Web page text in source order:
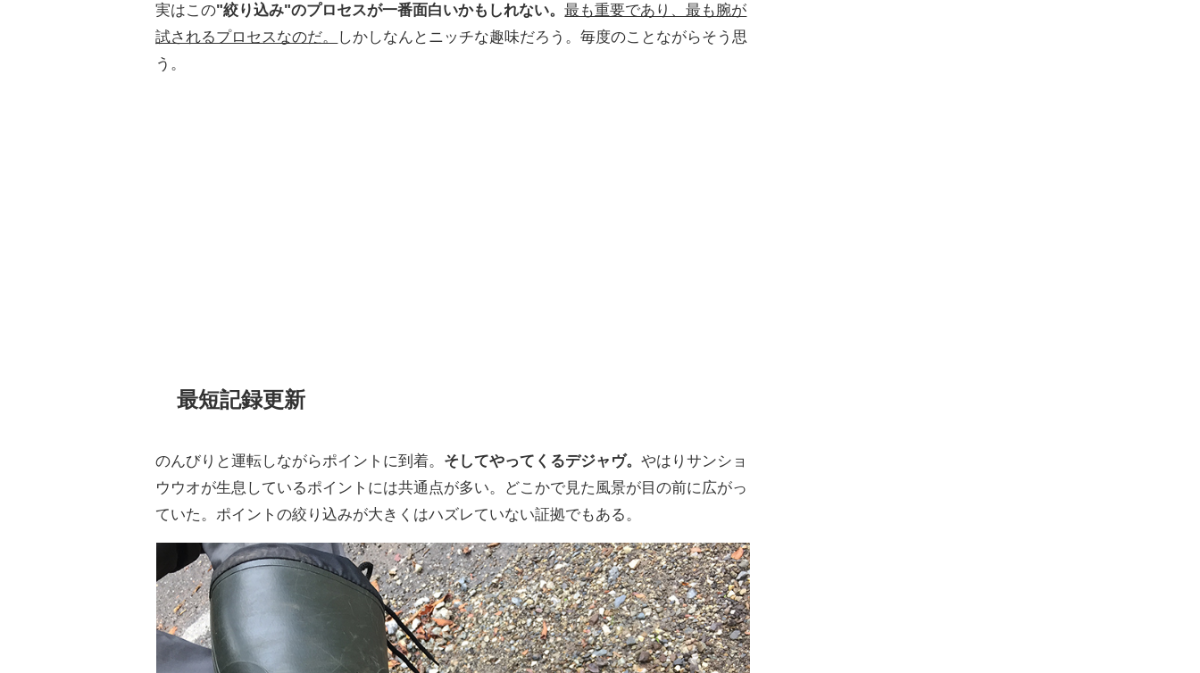
実はこの"絞り込み"のプロセスが一番面白いかもしれない。最も重要であり、最も腕が
試されるプロセスなのだ。
しかしなんとニッチな趣味だろう。毎度のことながらそう思
う。
最短記録更新
のんびりと運転しながらポイントに到着。 そしてやってくるデジャヴ。やはりサンショ
ウウオが生息しているポイントには共通点が多い。どこかで見た風景が目の前に広がっ
ていた。ポイントの絞り込みが大きくはハズレていない証拠でもある。